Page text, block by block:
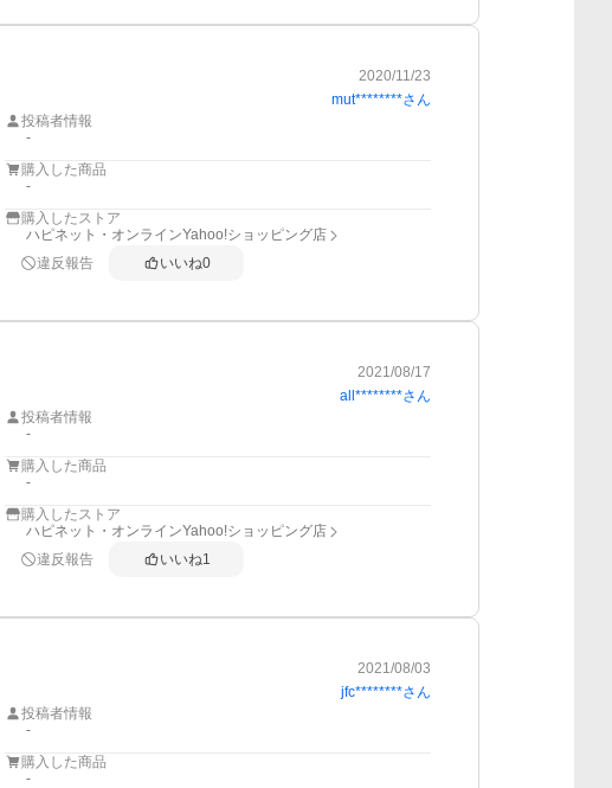
2020/11/23
mut********さん
投稿者情報
-
購入した商品
-
購入したストア
ハピネット・オンラインYahoo!ショッピング店
違反報告
いいね0
2021/08/17
all********さん
投稿者情報
-
購入した商品
-
購入したストア
ハピネット・オンラインYahoo!ショッピング店
違反報告
いいね1
2021/08/03
jfc********さん
投稿者情報
-
購入した商品
-